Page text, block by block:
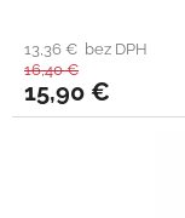
13,36 € bez DPH
16,40 €
15,90 €